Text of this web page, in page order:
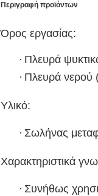
Περιγραφή προϊόντων
Όρος εργασίας:
· Πλευρά
· Πλευρά νερού
Υλικό:
· Σωλήνας
Χαρακτηριστικά
· Συνήθως